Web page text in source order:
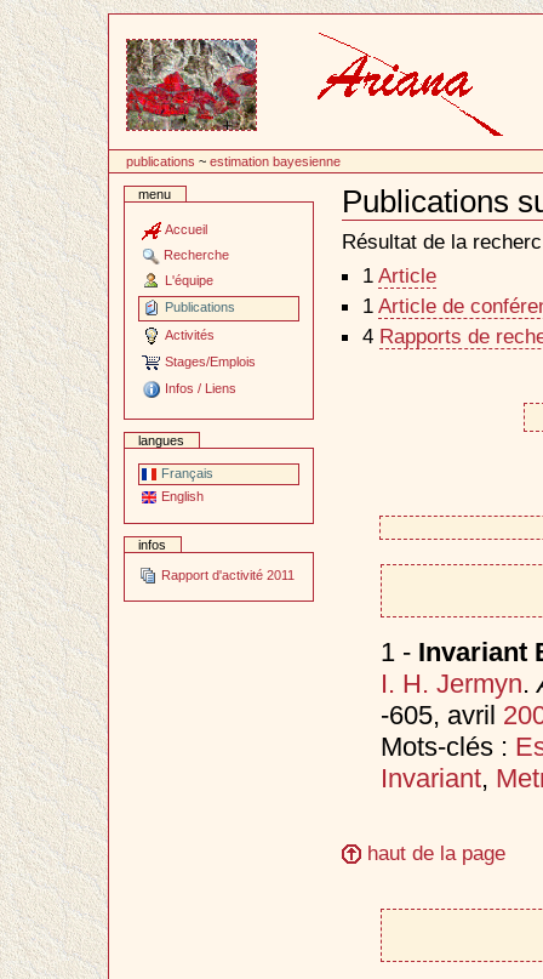
contenu
publications ~estimation bayesienne
menu
Accueil
Recherche
L'équipe
Publications
Activités
Stages/Emplois
Infos / Liens
langues
Français
English
infos
Rapport d'activité 2011
Publications
Document
Actions
Résultat de la
1 Article
1 Article de
4 Rapports de
1 - Invariant
I. H. Jermyn.
-605, avril
Mots-clés :
Invariant,
haut de la page